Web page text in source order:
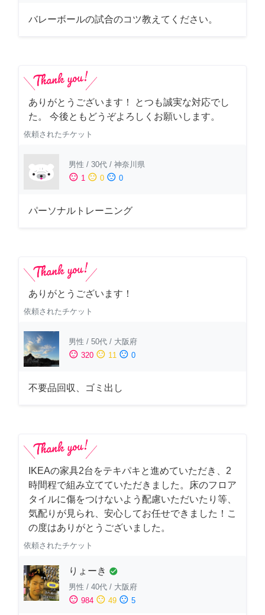
バレーボールの試合のコツ教えてください。
ありがとうございます！ とつも誠実な対応でし
た。 今後ともどうぞよろしくお願いします。
依頼されたチケット
男性 / 30代 / 神奈川県
sentiment_satisfied 1 sentiment_neutral 0 sentiment_dissatisfied 0
パーソナルトレーニング
ありがとうございます！
依頼されたチケット
男性 / 50代 / 大阪府
sentiment_satisfied 320 sentiment_neutral 11 sentiment_dissatisfied 0
不要品回収、ゴミ出し
IKEAの家具2台をテキパキと進めていただき、2
時間程で組み立てていただきました。床のフロア
タイルに傷をつけないよう配慮いただいたり等、
気配りが見られ、安心してお任せできました！こ
の度はありがとうございました。
依頼されたチケット
りょーき check_circle
男性 / 40代 / 大阪府
sentiment_satisfied 984 sentiment_neutral 49 sentiment_dissatisfied 5